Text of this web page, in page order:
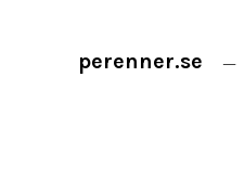
perenner.se